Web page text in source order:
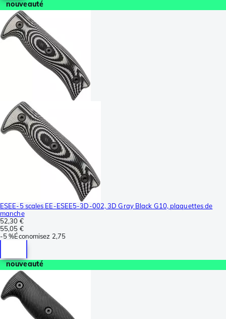
nouveauté
ESEE-5 scales EE-ESEE5-3D-002, 3D Gray Black G10, plaquettes de
manche
52,30 €
55,05 €
-5 %Économisez 2,75
nouveauté